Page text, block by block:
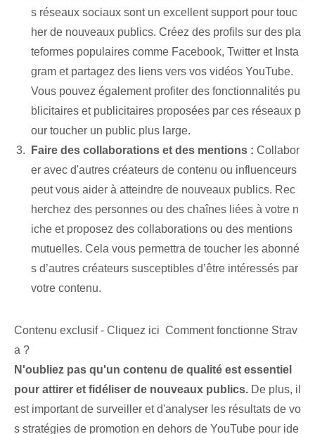
s réseaux sociaux sont un excellent support pour touc
her de nouveaux publics. Créez des profils sur des pla
teformes populaires comme Facebook, Twitter et Insta
gram et partagez des liens vers vos vidéos YouTube.
Vous pouvez également profiter des fonctionnalités pu
blicitaires et publicitaires proposées par ces réseaux p
our toucher un public plus large.
Faire des collaborations et des mentions : Collabor
er avec d'autres créateurs de contenu ou influenceurs
peut vous aider à atteindre de nouveaux publics. Rec
herchez des personnes ou des chaînes liées à votre n
iche et proposez des collaborations ou des mentions
mutuelles. Cela vous permettra de toucher les abonné
s d’autres créateurs susceptibles d’être intéressés par
votre contenu.
Contenu exclusif - Cliquez ici Comment fonctionne Strav
a ?
N'oubliez pas qu'un contenu de qualité est essentiel
pour attirer et fidéliser de nouveaux publics. De plus, il
est important de surveiller et d'analyser les résultats de vo
s stratégies de promotion en dehors de YouTube pour ide